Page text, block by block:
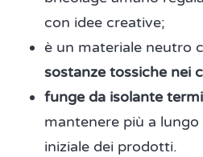
con idee creative;
è un materiale neutro
sostanze tossiche nei
funge da isolante
mantenere più a
iniziale dei prodotti.